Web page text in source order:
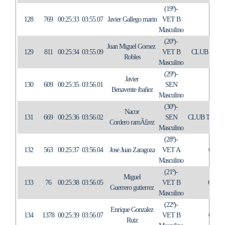
128 769 00:25:33 03:55.07 Javier Gallego marin
(19º)-
VET B
Masculino
129 811 00:25:34 03:55.09
Juan Miguel Gomez
Robles
(20º)-
VET B
Masculino
CLUB
130 609 00:25:35 03:56.01
Javier
Benavente ibañez
(29º)-
SEN
Masculino
131 669 00:25:36 03:56.02
Nacor
Cordero ramÃ£rez
(30º)-
SEN
Masculino
CLUB
132 563 00:25:37 03:56.04 Jose Juan Zaragoza
(28º)-
VET A
Masculino
C.T.
133 76 00:25:38 03:56.05
Miguel
Guerrero gutierrez
(21º)-
VET B
Masculino
C.A.
134 1378 00:25:39 03:56.07
Enrique Gonzalez
Ruiz
(22º)-
VET B
C.T.